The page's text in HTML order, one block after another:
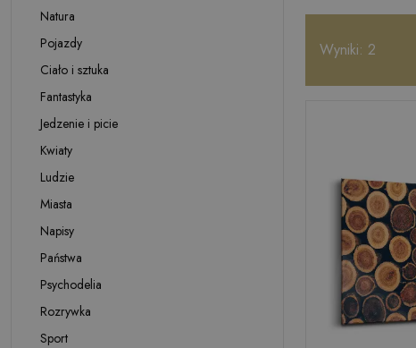
Natura
Pojazdy
Ciało i sztuka
Fantastyka
Jedzenie i picie
Kwiaty
Ludzie
Miasta
Napisy
Państwa
Psychodelia
Rozrywka
Sport
Wyniki: 2